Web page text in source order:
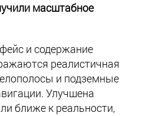
масштабное
и содержание
реалистичная
и подземные
Улучшена
ближе к реальности,